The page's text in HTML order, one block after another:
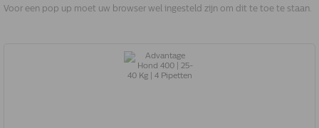
Voor een pop up moet uw browser wel ingesteld zijn om dit te toe te staan.